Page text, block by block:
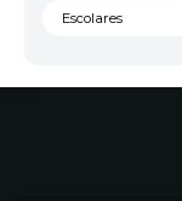
Escolares